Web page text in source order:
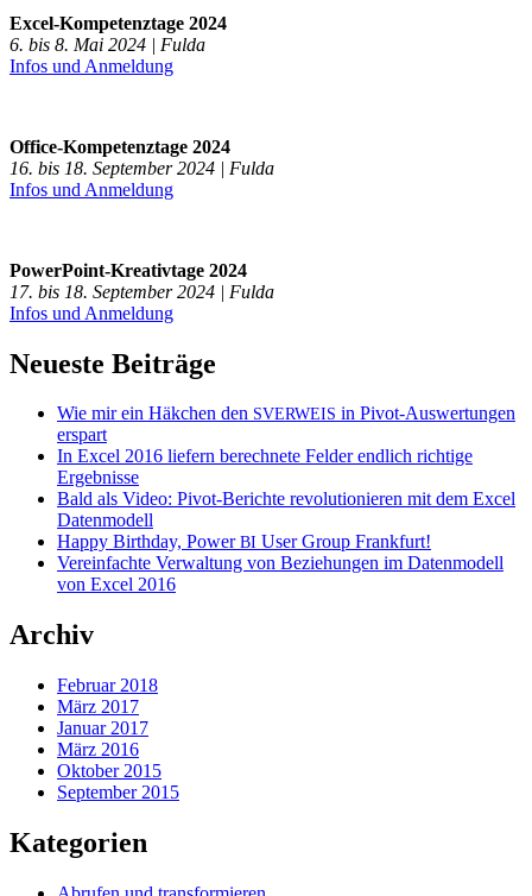
Excel-Kompetenztage 2024
6. bis 8. Mai 2024 | Fulda
Infos und Anmeldung
Office-Kompetenztage 2024
16. bis 18. September 2024 | Fulda
Infos und Anmeldung
PowerPoint-Kreativtage 2024
17. bis 18. September 2024 | Fulda
Infos und Anmeldung
Neueste Beiträge
Wie mir ein Häkchen den SVERWEIS in Pivot-Auswertungen
erspart
In Excel 2016 liefern berechnete Felder endlich richtige
Ergebnisse
Bald als Video: Pivot-Berichte revolutionieren mit dem Excel
Datenmodell
Happy Birthday, PowerBI User Group Frankfurt!
Vereinfachte Verwaltung von Beziehungen im Datenmodell
von Excel 2016
Archiv
Februar 2018
März 2017
Januar 2017
März 2016
Oktober 2015
September 2015
Kategorien